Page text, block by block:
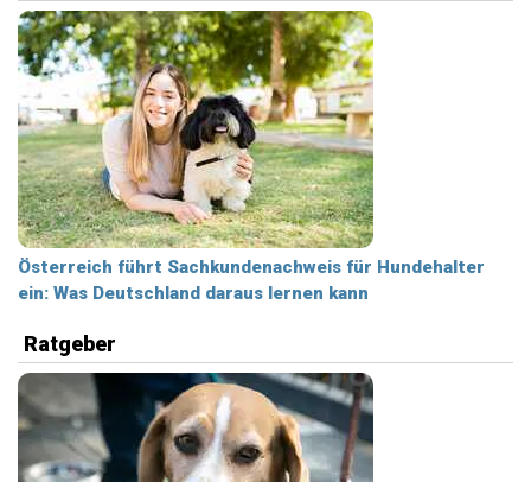
Österreich führt Sachkundenachweis für Hundehalter
ein: Was Deutschland daraus lernen kann
Ratgeber